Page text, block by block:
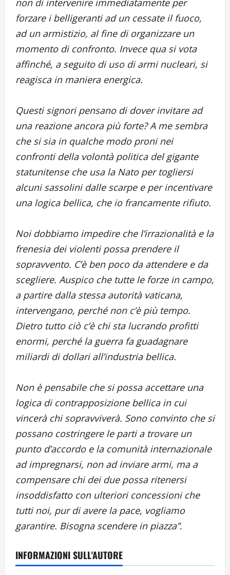
forzare i belligeranti ad un cessate il fuoco,
ad un armistizio, al fine di organizzare un
momento di confronto. Invece qua si vota
affinché, a seguito di uso di armi nucleari, si
reagisca in maniera energica.
Questi signori pensano di dover invitare ad
una reazione ancora più forte? A me sembra
che si sia in qualche modo proni nei
confronti della volontà politica del gigante
statunitense che usa la Nato per togliersi
alcuni sassolini dalle scarpe e per incentivare
una logica bellica, che io francamente rifiuto.
Noi dobbiamo impedire che l’irrazionalità e la
frenesia dei violenti possa prendere il
sopravvento. C’è ben poco da attendere e da
scegliere. Auspico che tutte le forze in campo,
a partire dalla stessa autorità vaticana,
intervengano, perché non c’è più tempo.
Dietro tutto ciò c’è chi sta lucrando profitti
enormi, perché la guerra fa guadagnare
miliardi di dollari all’industria bellica.
Non è pensabile che si possa accettare una
logica di contrapposizione bellica in cui
vincerà chi sopravviverà. Sono convinto che si
possano costringere le parti a trovare un
punto d’accordo e la comunità internazionale
ad impregnarsi, non ad inviare armi, ma a
compensare chi dei due possa ritenersi
insoddisfatto con ulteriori concessioni che
tutti noi, pur di avere la pace, vogliamo
garantire. Bisogna scendere in piazza”.
INFORMAZIONI SULL'AUTORE